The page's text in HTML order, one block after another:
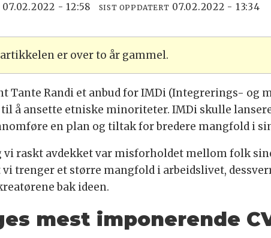
07.02.2022 - 12:58 SIST OPPDATERT 07.02.2022 - 13:34
er over to år gammel.
Tante Randi et anbud for IMDi (Integrerings-
å ansette etniske minoriteter. IMDi skulle
en plan og tiltak for bredere mangfold i
vi raskt avdekket var misforholdet mellom folk
vi trenger et større mangfold i arbeidslivet,
bak ideen.
mest imponerende